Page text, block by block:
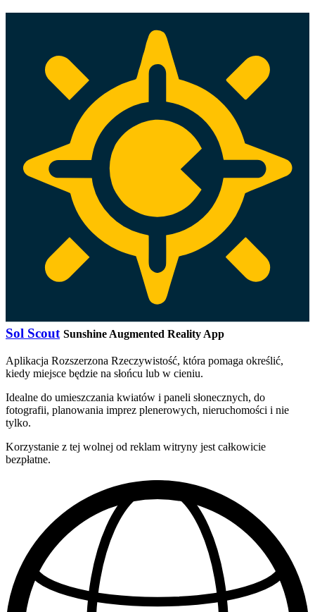
Sol Scout Sunshine Augmented Reality App
Aplikacja Rozszerzona Rzeczywistość, która pomaga określić,
kiedy miejsce będzie na słońcu lub w cieniu.
Idealne do umieszczania kwiatów i paneli słonecznych, do
fotografii, planowania imprez plenerowych, nieruchomości i nie
tylko.
Korzystanie z tej wolnej od reklam witryny jest całkowicie
bezpłatne.